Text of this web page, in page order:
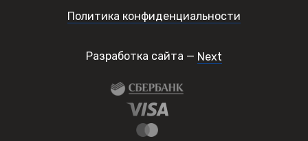
Политика конфиденциальности
Разработка сайта — Next